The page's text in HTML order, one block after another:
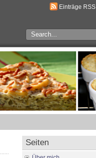
Einträge RSS
Seiten